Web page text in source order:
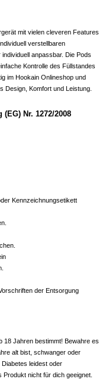
mit vielen cleveren Features
verstellbaren
anpassbar. Die Pods
Kontrolle des Füllstandes
im Hookain Onlineshop und
Design, Komfort und Leistung.
Nr. 1272/2008
Kennzeichnungsetikett
der Entsorgung
18 Jahren bestimmt! Bewahre es
alt bist, schwanger oder
leidest oder
nicht für dich geeignet.